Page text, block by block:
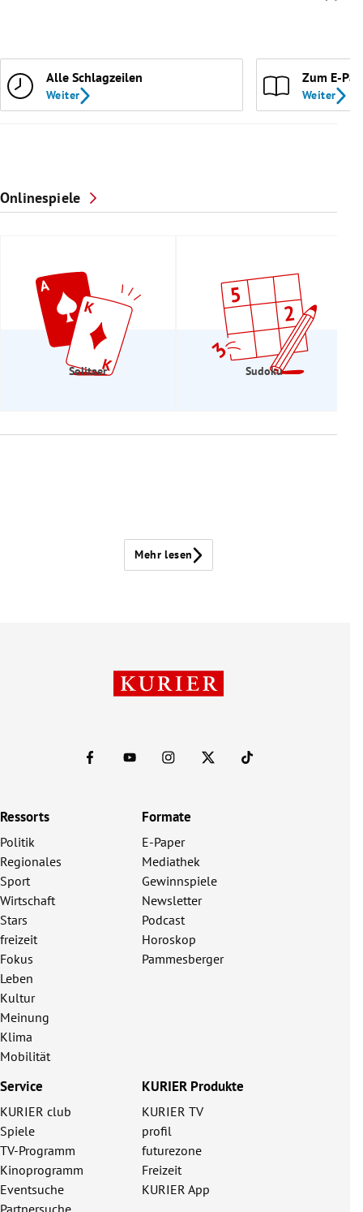
Alle Schlagzeilen
Weiter
Zum E-
Weiter
Onlinespiele
Solitaer Sudoku
Mehr lesen
Ressorts
Politik
Regionales
Sport
Wirtschaft
Stars
freizeit
Fokus
Leben
Kultur
Meinung
Klima
Mobilität
Formate
E-Paper
Mediathek
Gewinnspiele
Newsletter
Podcast
Horoskop
Pammesberger
Service
KURIER club
Spiele
TV-Programm
Kinoprogramm
Eventsuche
KURIER Produkte
KURIER TV
profil
futurezone
Freizeit
KURIER App